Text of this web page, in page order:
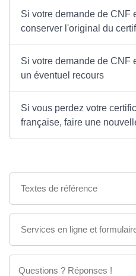
Si votre demande de CNF
conserver l'original du
Si votre demande de CNF
un éventuel recours
Si vous perdez votre
française, faire une
Textes de référence
Services en ligne et
Questions ? Réponses !